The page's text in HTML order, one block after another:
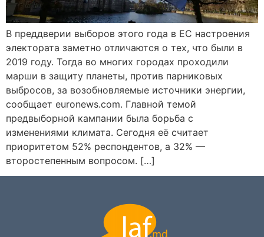
В преддверии выборов этого года в ЕС настроения
электората заметно отличаются о тех, что были в
2019 году. Тогда во многих городах проходили
марши в защиту планеты, против парниковых
выбросов, за возобновляемые источники энергии,
сообщает euronews.com. Главной темой
предвыборной кампании была борьба с
изменениями климата. Сегодня её считает
приоритетом 52% респондентов, а 32% —
второстепенным вопросом. […]